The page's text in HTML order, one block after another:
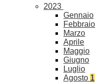
2023
Gennaio
Febbraio
Marzo
Aprile
Maggio
Giugno
Luglio
Agosto 1